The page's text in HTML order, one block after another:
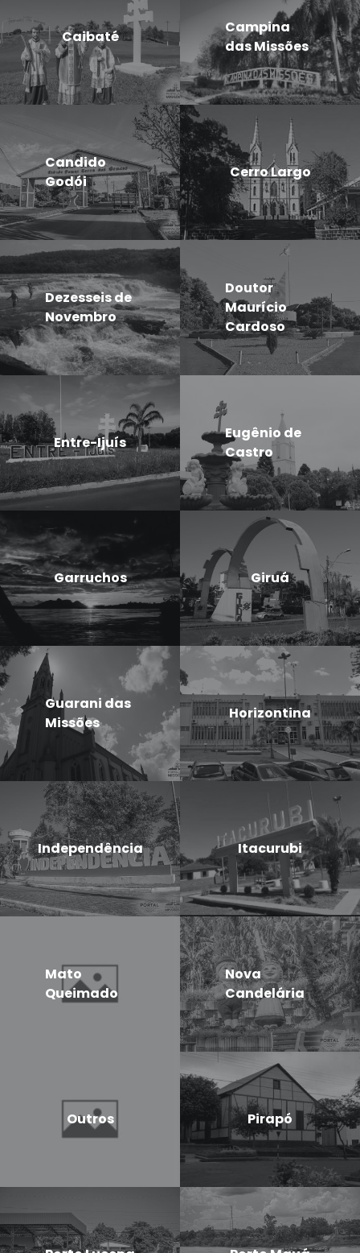
Caibaté
Campina
das Missões
Candido
Godói
Cerro Largo
Dezesseis de
Novembro
Doutor
Maurício
Cardoso
Entre-Ijuís
Eugênio de
Castro
Garruchos Giruá
Guarani das
Missões
Horizontina
Independência Itacurubi
Mato
Queimado
Nova
Candelária
Outros Pirapó